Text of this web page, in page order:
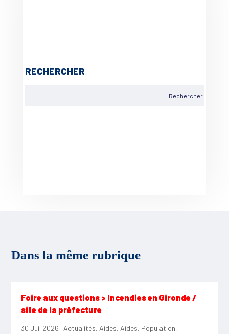
RECHERCHER
Dans la même rubrique
Foire aux questions > Incendies en Gironde /
site de la préfecture
30 Juil 2026 |Actualités,Aides,Aides, Population,